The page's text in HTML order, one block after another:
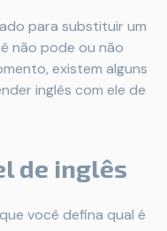
para substituir um
não pode ou não
existem alguns
inglês com ele de
de inglês
você defina qual é